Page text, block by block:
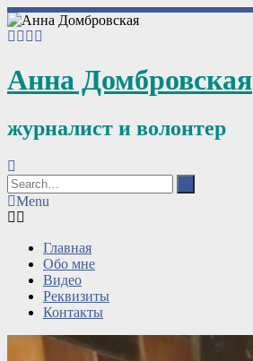
Анна Домбровская
журналист и волонтер
Menu
Главная
Обо мне
Видео
Реквизиты
Контакты